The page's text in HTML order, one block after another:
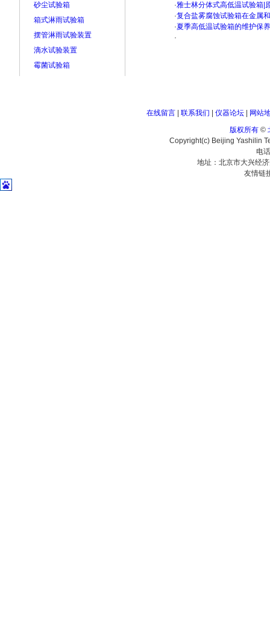
砂尘试验箱
箱式淋雨试验箱
摆管淋雨试验装置
滴水试验装置
霉菌试验箱
·雅士林分体式高低温试验箱|
·复合盐雾腐蚀试验箱在金属
·夏季高低温试验箱的维护保
·
在线留言| 联系我们 仪器论坛|
网站
版权所有©
Copyright(c) Beijing Yashilin
电
地址：北京市大兴经
友情链